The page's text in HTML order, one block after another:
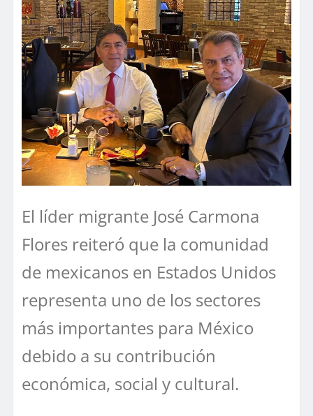
El líder migrante José Carmona
Flores reiteró que la comunidad
de mexicanos en Estados Unidos
representa uno de los sectores
más importantes para México
debido a su contribución
económica, social y cultural.